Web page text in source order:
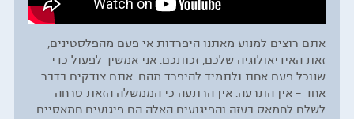
אתם רוצים למנוע מאתנו היפרדות אי פעם מהפלסטינים,
זאת האידיאולוגיה שלכם, זכותכם. אני אמשיך לפעול כדי
שנוכל פעם אחת ולתמיד להיפרד מהם. אתם צודקים בדבר
אחד – אין התרעה. אין הרתעה כי הממשלה הזאת טרחה
לשלם לחמאס בעזה והפיגועים האלה הם פיגועים חמאסיים.